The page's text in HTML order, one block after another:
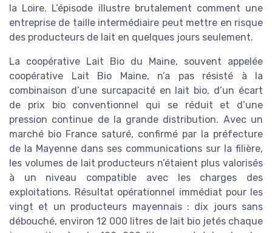
la Loire. L’épisode illustre brutalement comment une
entreprise de taille intermédiaire peut mettre en risque
des producteurs de lait en quelques jours seulement.
La coopérative Lait Bio du Maine, souvent appelée
coopérative Lait Bio Maine, n’a pas résisté à la
combinaison d’une surcapacité en lait bio, d’un écart
de prix bio conventionnel qui se réduit et d’une
pression continue de la grande distribution. Avec un
marché bio France saturé, confirmé par la préfecture
de la Mayenne dans ses communications sur la filière,
les volumes de lait producteurs n’étaient plus valorisés
à un niveau compatible avec les charges des
exploitations. Résultat opérationnel immédiat pour les
vingt et un producteurs mayennais : dix jours sans
débouché, environ 12 000 litres de lait bio jetés chaque